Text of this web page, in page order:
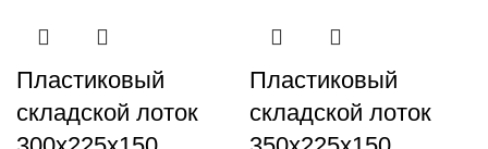
Пластиковый
складской лоток
Пластиковый
складской лоток